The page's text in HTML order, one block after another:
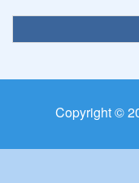
Copyright ©